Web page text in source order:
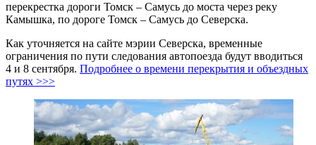
перекрестка дороги Томск – Самусь до моста через реку
Камышка, по дороге Томск – Самусь до Северска.
Как уточняется на сайте мэрии Северска, временные
ограничения по пути следования автопоезда будут вводиться
4 и 8 сентября. Подробнее о времени перекрытия и объездных
путях >>>